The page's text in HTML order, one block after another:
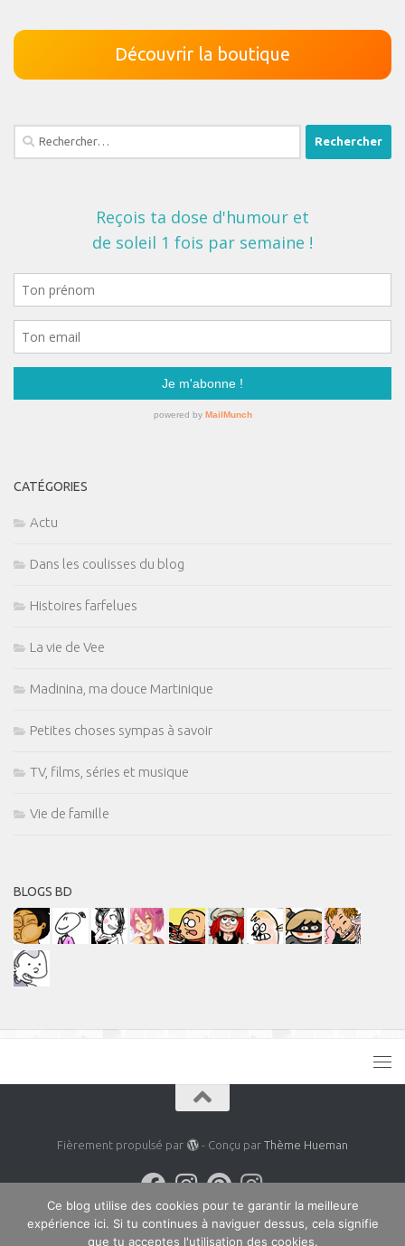
Découvrir la boutique
Rechercher :
CATÉGORIES
Actu
Dans les coulisses du blog
Histoires farfelues
La vie de Vee
Madinina, ma douce Martinique
Petites choses sympas à savoir
TV, films, séries et musique
Vie de famille
BLOGS BD
Fièrement propulsé par - Conçu par Thème Hueman
Ce blog utilise des cookies pour te garantir la meilleure
expérience ici. Si tu continues à naviguer dessus, cela signifie
que tu acceptes l'utilisation des cookies.